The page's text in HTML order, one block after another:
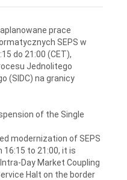
prace
SEPS w
do 21:00 (CET),
Jednolitego
(SIDC) na granicy
of the Single
modernization of SEPS
16:15 to 21:00, it is
Day Market Coupling
Halt on the border